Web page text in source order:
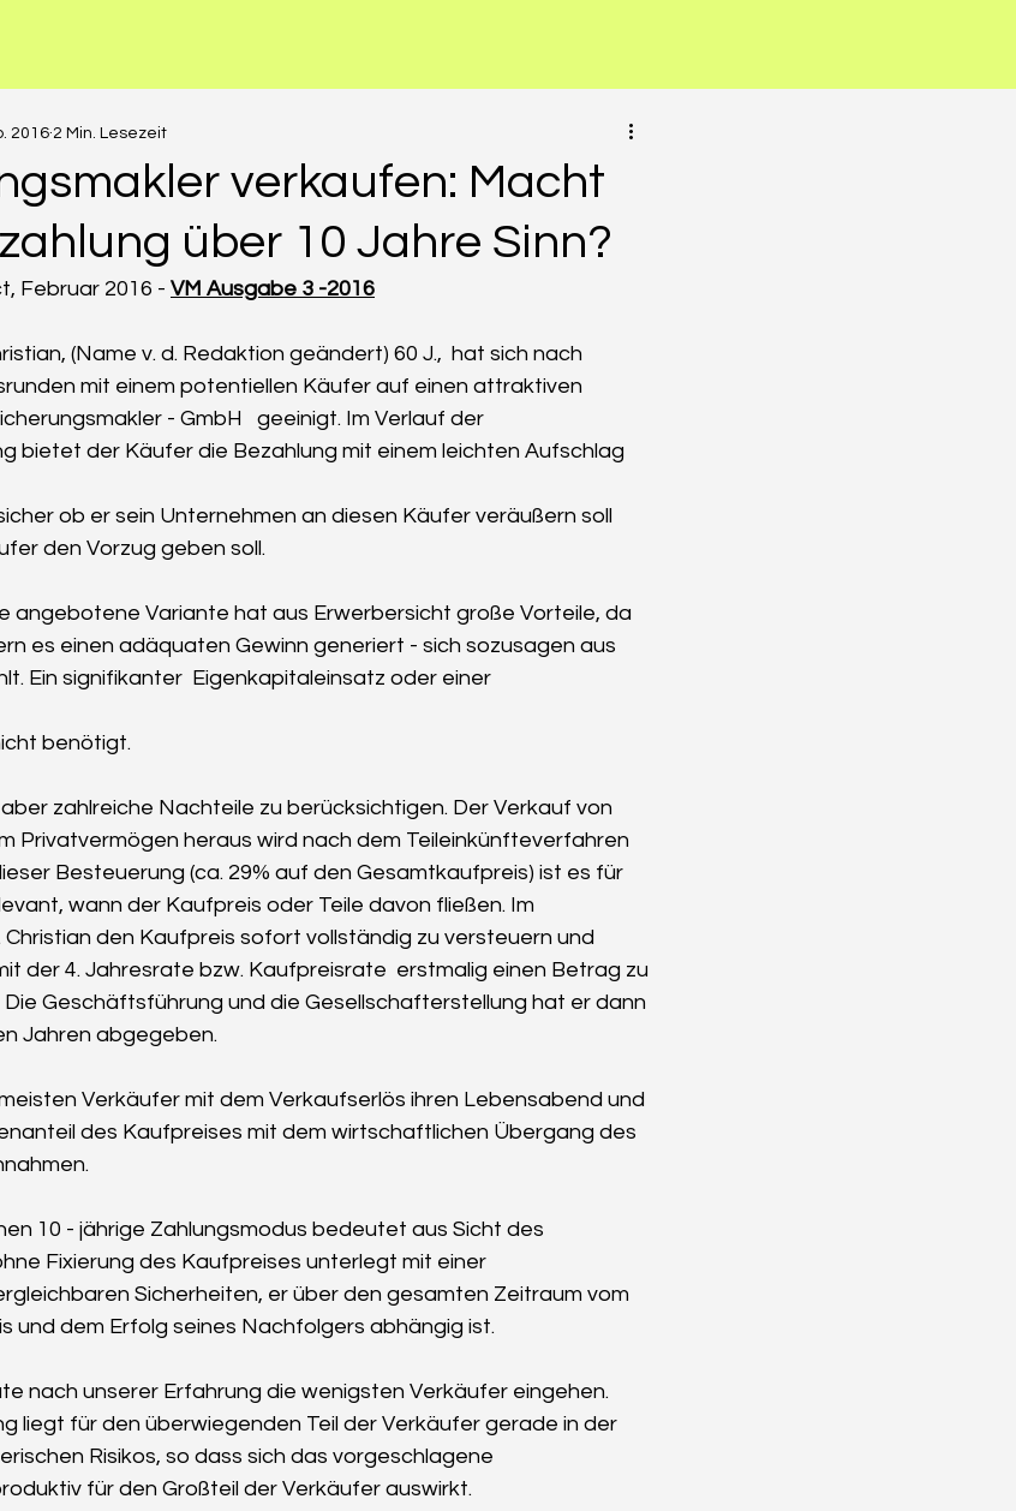
verkaufen: Macht
über 10 Jahre Sinn?
2016 2 Min. Lesezeit
Februar 2016 - VM Ausgabe 3 -2016
(Name v. d. Redaktion geändert) 60 J.,  hat sich nach
mit einem potentiellen Käufer auf einen attraktiven
- GmbH   geeinigt. Im Verlauf der
bietet der Käufer die Bezahlung mit einem leichten Aufschlag
ob er sein Unternehmen an diesen Käufer veräußern soll
den Vorzug geben soll.
angebotene Variante hat aus Erwerbersicht große Vorteile, da
es einen adäquaten Gewinn generiert - sich sozusagen aus
Ein signifikanter  Eigenkapitaleinsatz oder einer
benötigt.
zahlreiche Nachteile zu berücksichtigen. Der Verkauf von
Privatvermögen heraus wird nach dem Teileinkünfteverfahren
Besteuerung (ca. 29% auf den Gesamtkaufpreis) ist es für
wann der Kaufpreis oder Teile davon fließen. Im
Christian den Kaufpreis sofort vollständig zu versteuern und
der 4. Jahresrate bzw. Kaufpreisrate  erstmalig einen Betrag zu
Geschäftsführung und die Gesellschafterstellung hat er dann
Jahren abgegeben.
Verkäufer mit dem Verkaufserlös ihren Lebensabend und
des Kaufpreises mit dem wirtschaftlichen Übergang des
10 - jährige Zahlungsmodus bedeutet aus Sicht des
Fixierung des Kaufpreises unterlegt mit einer
Sicherheiten, er über den gesamten Zeitraum vom
und dem Erfolg seines Nachfolgers abhängig ist.
nach unserer Erfahrung die wenigsten Verkäufer eingehen.
liegt für den überwiegenden Teil der Verkäufer gerade in der
Risikos, so dass sich das vorgeschlagene
für den Großteil der Verkäufer auswirkt.